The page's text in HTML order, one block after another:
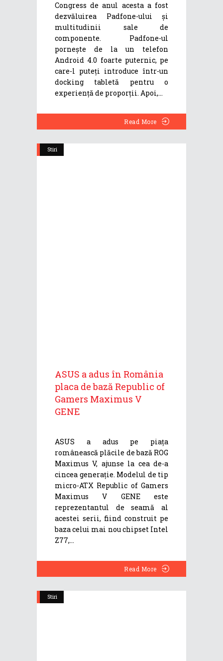
Congress de anul acesta a fost
dezvăluirea Padfone-ului și
multitudinii sale de
componente. Padfone-ul
pornește de la un telefon
Android 4.0 foarte puternic, pe
care-l puteți introduce într-un
docking tabletă pentru o
experiență de proporții. Apoi,
Read More
Stiri
ASUS a adus în România
placa de bază Republic of
Gamers Maximus V
GENE
ASUS a adus pe piața
românească plăcile de bază ROG
Maximus V, ajunse la cea de-a
cincea generație. Modelul de tip
micro-ATX Republic of Gamers
Maximus V GENE este
reprezentantul de seamă al
acestei serii, fiind construit pe
baza celui mai nou chipset Intel
Z77,
Read More
Stiri